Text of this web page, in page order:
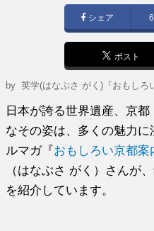
シェア
ポスト
by英学(はなぶさ がく)『おもしろ
日本が誇る世界遺産、京
なその姿は、多くの魅力
ルマガ『おもしろい京都案
（はなぶさ がく）さんが
を紹介しています。